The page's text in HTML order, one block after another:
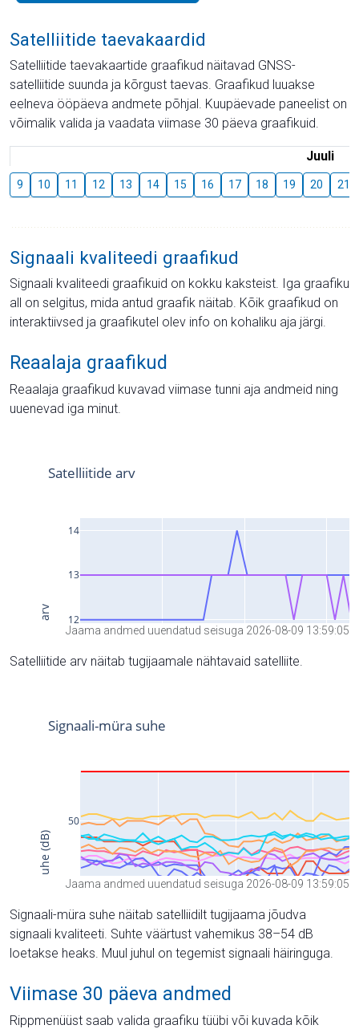
Satelliitide taevakaardid
Satelliitide taevakaartide graafikud näitavad GNSS-
satelliitide suunda ja kõrgust taevas. Graafikud luuakse
eelneva ööpäeva andmete põhjal. Kuupäevade paneelist on
võimalik valida ja vaadata viimase 30 päeva graafikuid.
Juuli
9 10 11 12 13 14 15 16 17 18 19 20 21
Signaali kvaliteedi graafikud
Signaali kvaliteedi graafikuid on kokku kaksteist. Iga graafiku
all on selgitus, mida antud graafik näitab. Kõik graafikud on
interaktiivsed ja graafikutel olev info on kohaliku aja järgi.
Reaalaja graafikud
Reaalaja graafikud kuvavad viimase tunni aja andmeid ning
uuenevad iga minut.
Jaama andmed uuendatud seisuga 2026-08-09 13:59:05
Satelliitide arv näitab tugijaamale nähtavaid satelliite.
Jaama andmed uuendatud seisuga 2026-08-09 13:59:05
Signaali-müra suhe näitab satelliidilt tugijaama jõudva
signaali kvaliteeti. Suhte väärtust vahemikus 38–54 dB
loetakse heaks. Muul juhul on tegemist signaali häiringuga.
Viimase 30 päeva andmed
Rippmenüüst saab valida graafiku tüübi või kuvada kõik